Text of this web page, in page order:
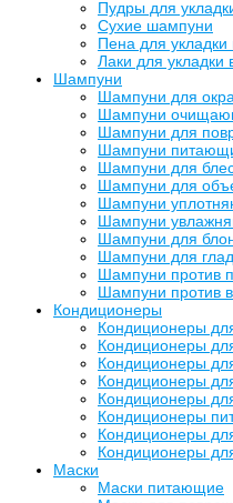
Пудры для
Сухие шампуни
Пена для укладки
Лаки для укладки
Шампуни
Шампуни для
Шампуни
Шампуни для
Шампуни
Шампуни для
Шампуни для
Шампуни
Шампуни
Шампуни для
Шампуни для
Шампуни против
Шампуни против
Кондиционеры
Кондиционеры
Кондиционеры
Кондиционеры
Кондиционеры
Кондиционеры
Кондиционеры
Кондиционеры
Кондиционеры
Маски
Маски питающие